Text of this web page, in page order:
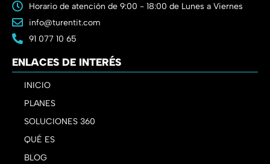
Horario de atención de 9:00 - 18:00 de Lunes a Viernes
info@turentit.com
91 077 10 65
ENLACES DE INTERÉS
INICIO
PLANES
SOLUCIONES 360
QUÉ ES
BLOG